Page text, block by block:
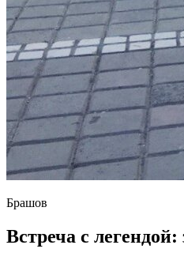
Брашов
Встреча с